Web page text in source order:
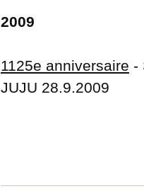
2009
1125e anniversaire -
JUJU 28.9.2009